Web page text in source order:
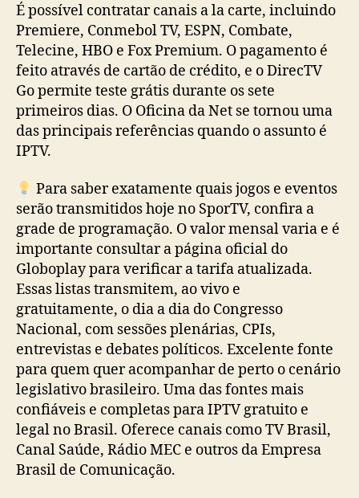
É possível contratar canais a la carte, incluindo
Premiere, Conmebol TV, ESPN, Combate,
Telecine, HBO e Fox Premium. O pagamento é
feito através de cartão de crédito, e o DirecTV
Go permite teste grátis durante os sete
primeiros dias. O Oficina da Net se tornou uma
das principais referências quando o assunto é
IPTV.
Para saber exatamente quais jogos e eventos
serão transmitidos hoje no SporTV, confira a
grade de programação. O valor mensal varia e é
importante consultar a página oficial do
Globoplay para verificar a tarifa atualizada.
Essas listas transmitem, ao vivo e
gratuitamente, o dia a dia do Congresso
Nacional, com sessões plenárias, CPIs,
entrevistas e debates políticos. Excelente fonte
para quem quer acompanhar de perto o cenário
legislativo brasileiro. Uma das fontes mais
confiáveis e completas para IPTV gratuito e
legal no Brasil. Oferece canais como TV Brasil,
Canal Saúde, Rádio MEC e outros da Empresa
Brasil de Comunicação.